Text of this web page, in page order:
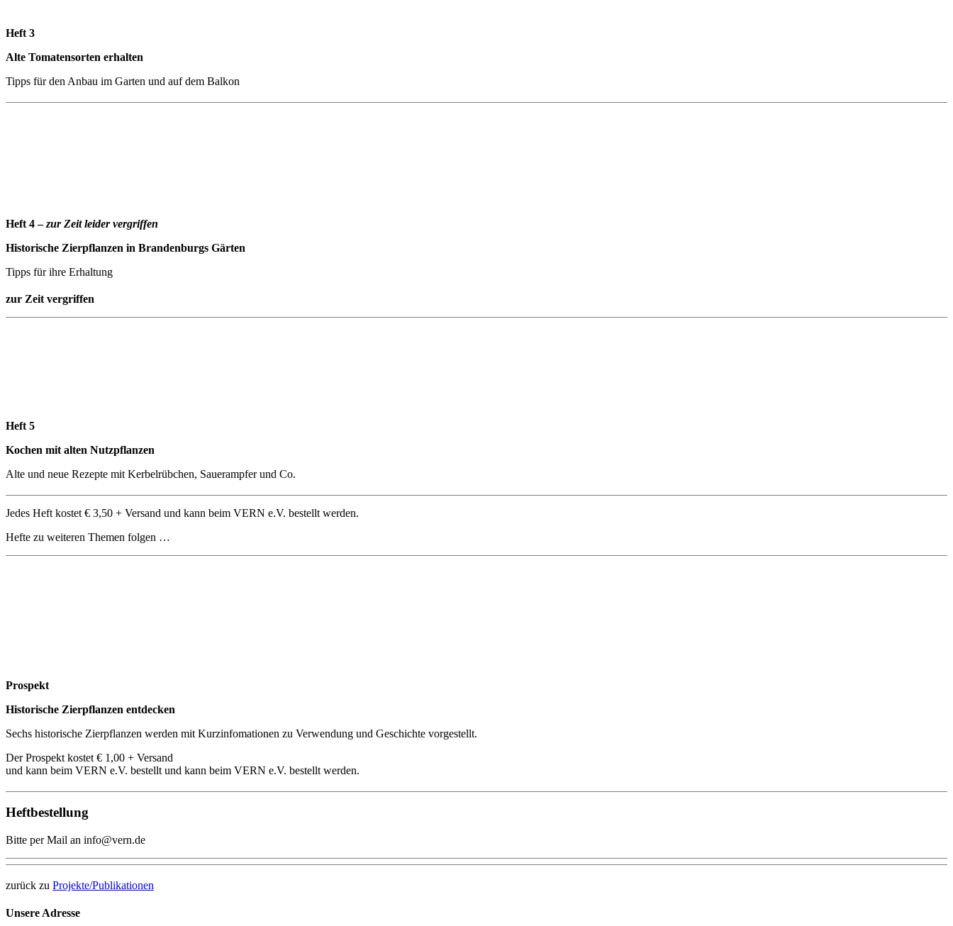
Heft 3
Alte Tomatensorten erhalten
Tipps für den Anbau im Garten und auf dem Balkon
Heft 4 –zur Zeit leider vergriffen
Historische Zierpflanzen in Brandenburgs Gärten
Tipps für ihre Erhaltung
zur Zeit vergriffen
Heft 5
Kochen mit alten Nutzpflanzen
Alte und neue Rezepte mit Kerbelrübchen, Sauerampfer und Co.
Jedes Heft kostet € 3,50 + Versand und kann beim VERN e.V. bestellt werden.
Hefte zu weiteren Themen folgen …
Prospekt
Historische Zierpflanzen entdecken
Sechs historische Zierpflanzen werden mit Kurzinfomationen zu Verwendung und Geschichte vorgestellt.
Der Prospekt kostet € 1,00 + Versand
und kann beim VERN e.V. bestellt und kann beim VERN e.V. bestellt werden.
Heftbestellung
Bitte per Mail an info@vern.de
zurück zu Projekte/Publikationen
Unsere Adresse